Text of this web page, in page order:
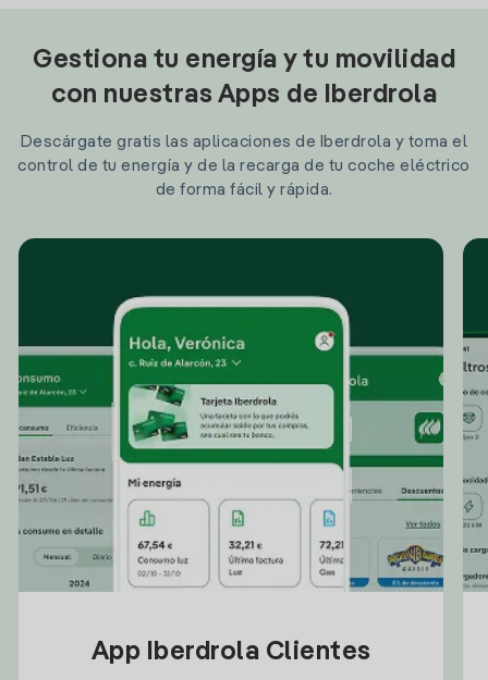
Gestiona tu energía y tu movilidad
con nuestras Apps de Iberdrola
Descárgate gratis las aplicaciones de Iberdrola y toma el
control de tu energía y de la recarga de tu coche eléctrico
de forma fácil y rápida.
App Iberdrola Clientes